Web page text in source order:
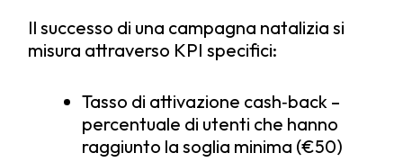
Il successo di una campagna natalizia si
misura attraverso KPI specifici:
Tasso di attivazione cash‑back –
percentuale di utenti che hanno
raggiunto la soglia minima (€50)